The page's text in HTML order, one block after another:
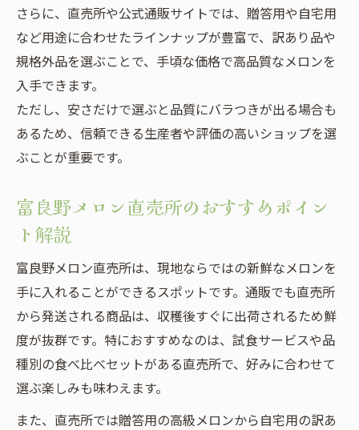
さらに、直売所や公式通販サイトでは、贈答用や自宅用
など用途に合わせたラインナップが豊富で、訳あり品や
規格外品を選ぶことで、手頃な価格で高品質なメロンを
入手できます。
ただし、安さだけで選ぶと品質にバラつきが出る場合も
あるため、信頼できる生産者や評価の高いショップを選
ぶことが重要です。
富良野メロン直売所のおすすめポイン
ト解説
富良野メロン直売所は、現地ならではの新鮮なメロンを
手に入れることができるスポットです。通販でも直売所
から発送される商品は、収穫後すぐに出荷されるため鮮
度が抜群です。特におすすめなのは、試食サービスや品
種別の食べ比べセットがある直売所で、好みに合わせて
選ぶ楽しみも味わえます。
また、直売所では贈答用の高級メロンから自宅用の訳あ